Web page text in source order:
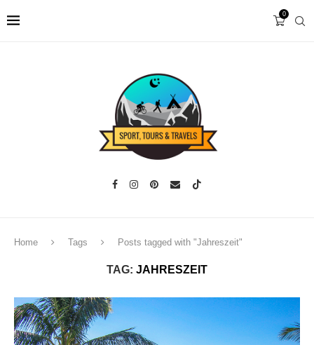
0
Home Tags Posts tagged with "Jahreszeit"
TAG: JAHRESZEIT